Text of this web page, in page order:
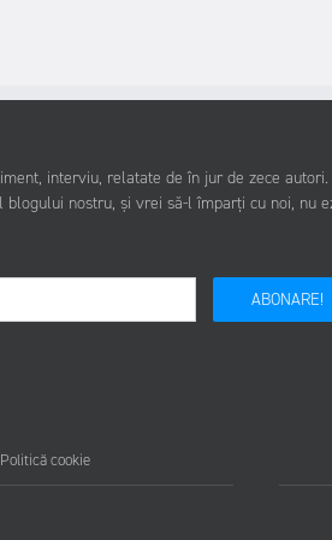
interviu, relatate de în jur de zece
nostru, și vrei să-l împarți cu noi, nu
ABONARE!
Politică cookie